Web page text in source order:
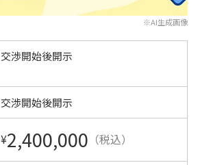
※AI生成画像
交渉開始後開示
交渉開始後開示
¥2,400,000 （税込）